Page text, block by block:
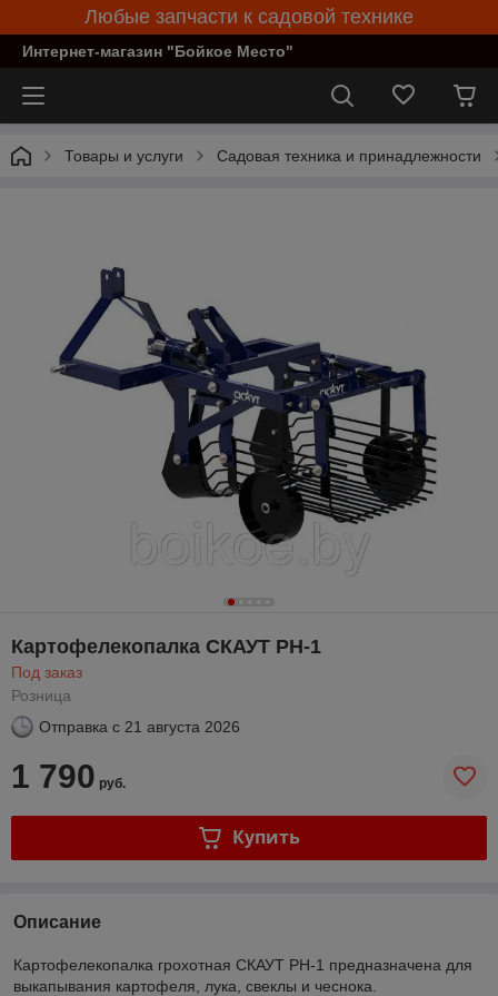
Любые запчасти к садовой технике
Интернет-магазин "Бойкое Место"
Товары и услуги Садовая техника и принадлежности
Картофелекопалка СКАУТ PH-1
Под заказ
Розница
Отправка с 21 августа 2026
1 790 руб.
Купить
Описание
Картофелекопалка грохотная СКАУТ PH-1 предназначена для
выкапывания картофеля, лука, свеклы и чеснока.